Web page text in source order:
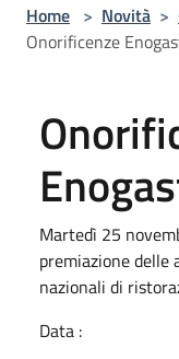
Home > Novità >
Onorificenze
Martedì 25
premiazione delle
nazionali di
Data :